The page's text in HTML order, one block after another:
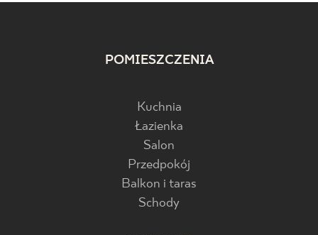
POMIESZCZENIA
Kuchnia
Łazienka
Salon
Przedpokój
Balkon i taras
Schody